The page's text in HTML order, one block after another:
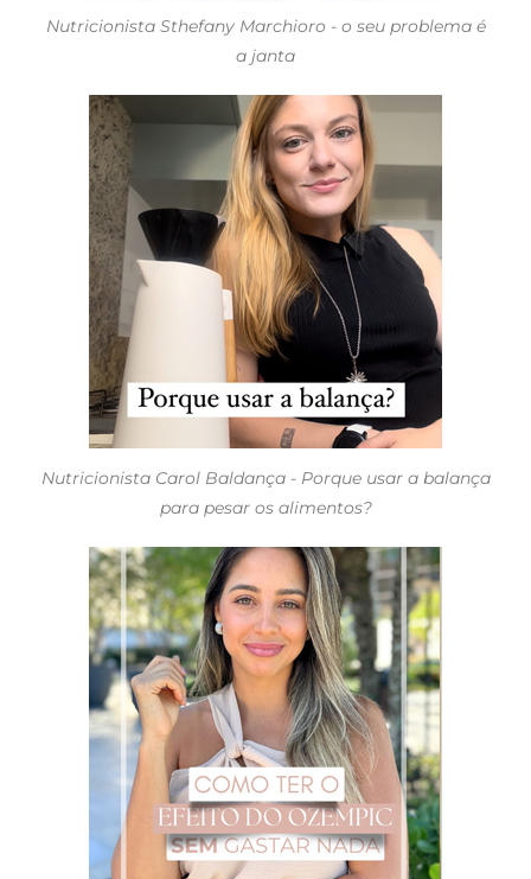
Nutricionista Sthefany Marchioro - o seu problema é
a janta
Nutricionista Carol Baldança - Porque usar a balança
para pesar os alimentos?